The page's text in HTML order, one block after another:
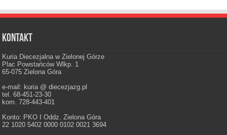
Kontakt
Kuria Diecezjalna w Zielonej Górze
Plac Powstańców Wlkp. 1
65-075 Zielona Góra
e-mail: kuria @ diecezjazg.pl
tel. 68-451-23-30
kom. 728-443-401
Konto: PKO I Oddz. Zielona Góra
22 1020 5402 0000 0102 0021 3694